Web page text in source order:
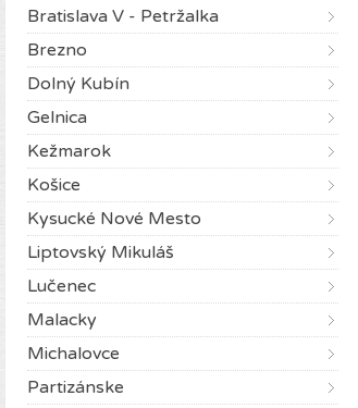
Bratislava V - Petržalka
Brezno
Dolný Kubín
Gelnica
Kežmarok
Košice
Kysucké Nové Mesto
Liptovský Mikuláš
Lučenec
Malacky
Michalovce
Partizánske